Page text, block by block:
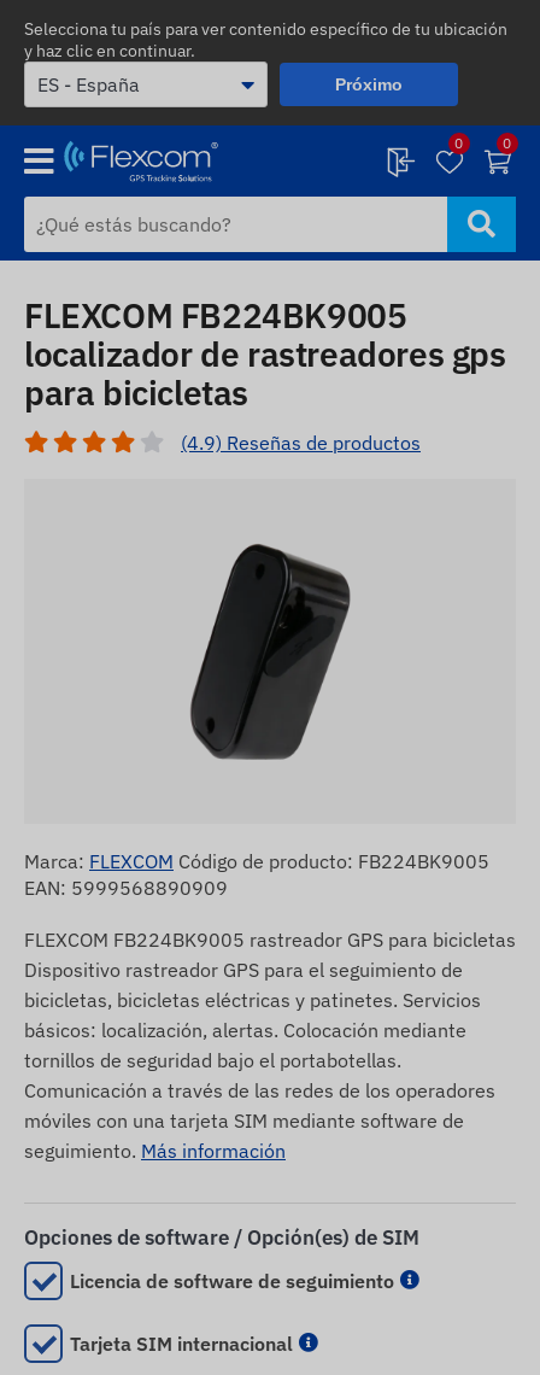
Selecciona tu país para ver contenido específico de tu ubicación
y haz clic en continuar.
Próximo
0 0
FLEXCOM FB224BK9005
localizador de rastreadores gps
para bicicletas
(4.9) Reseñas de productos
Marca: FLEXCOM Código de producto: FB224BK9005
EAN: 5999568890909
FLEXCOM FB224BK9005 rastreador GPS para bicicletas
Dispositivo rastreador GPS para el seguimiento de
bicicletas, bicicletas eléctricas y patinetes. Servicios
básicos: localización, alertas. Colocación mediante
tornillos de seguridad bajo el portabotellas.
Comunicación a través de las redes de los operadores
móviles con una tarjeta SIM mediante software de
seguimiento. Más información
Opciones de software / Opción(es) de SIM
Licencia de software de seguimiento
Tarjeta SIM internacional